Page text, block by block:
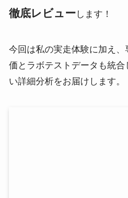
徹底レビュー します！
今回は私の実走体験に加え
価とラボテストデータも統
い詳細分析をお届けします。